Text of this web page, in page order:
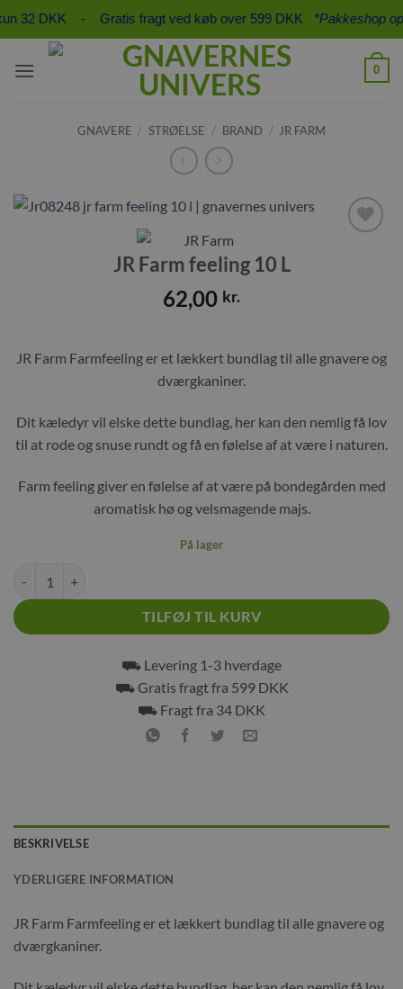
Fortsæt
32 DKK - Gratis fragt ved køb over 599 DKK*Pakkeshop op
0
GNAVERE / STRØELSE / BRAND / JR FARM
JR Farm feeling 10 L
62,00 kr.
JR Farm Farmfeeling er et lækkert bundlag til alle gnavere og
dværgkaniner.
Dit kæledyr vil elske dette bundlag, her kan den nemlig få lov
til at rode og snuse rundt og få en følelse af at være i naturen.
Farm feeling giver en følelse af at være på bondegården med
aromatisk hø og velsmagende majs.
På lager
TILFØJ TIL KURV
⛟ Levering 1-3 hverdage
⛟ Gratis fragt fra 599 DKK
⛟ Fragt fra 34 DKK
BESKRIVELSE
YDERLIGERE INFORMATION
JR Farm Farmfeeling er et lækkert bundlag til alle gnavere og
dværgkaniner.